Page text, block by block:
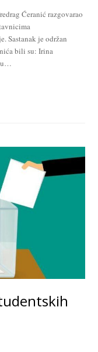
Ćeranić razgovarao
Sastanak je održan
bili su: Irina